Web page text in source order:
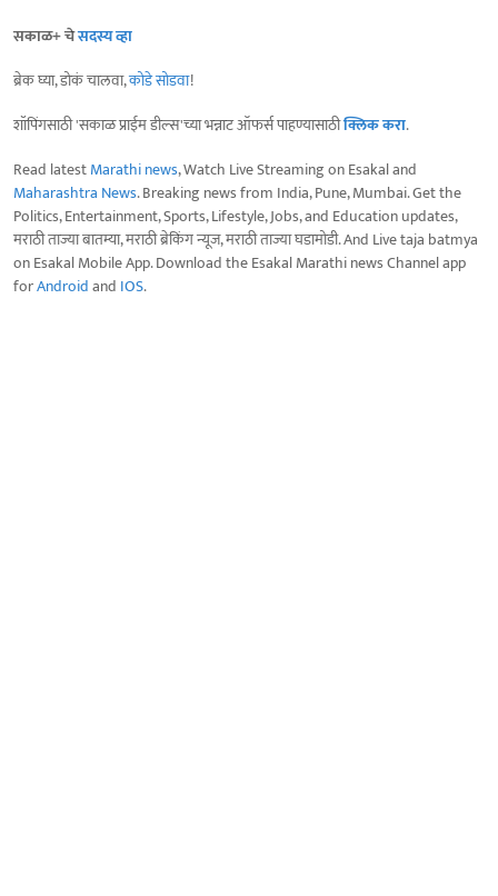
सकाळ+ चेसदस्य व्हा
ब्रेक घ्या, डोकं चालवा,कोडे सोडवा!
शॉपिंगसाठी 'सकाळ प्राईम डील्स'च्या भन्नाट ऑफर्स पाहण्यासाठीक्लिक करा.
Read latestMarathi news, Watch Live Streaming on Esakal and
Maharashtra News. Breaking news from India, Pune, Mumbai. Get the
Politics, Entertainment, Sports, Lifestyle, Jobs, and Education updates,
मराठी ताज्या बातम्या, मराठी ब्रेकिंग न्यूज, मराठी ताज्या घडामोडी. And Live taja batmya
on Esakal Mobile App. Download the Esakal Marathi news Channel app
forAndroidand IOS.